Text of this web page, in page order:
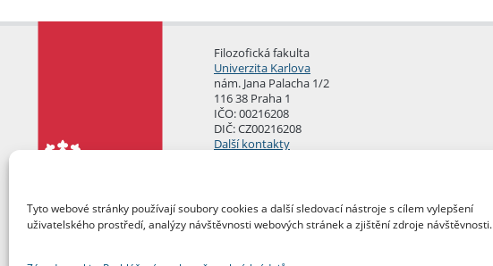
Tyto webové stránky používají soubory cookies a další sledovací nástroje s cílem vylepšení
uživatelského prostředí, analýzy návštěvnosti webových stránek a zjištění zdroje návštěvnosti.
Filozofická fakulta
Univerzita Karlova
nám. Jana Palacha 1/2
116 38 Praha 1
IČO: 00216208
DIČ: CZ00216208
Další kontakty